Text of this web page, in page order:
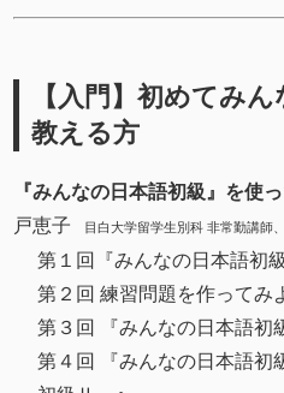
【入門】初めてみ
教える方
『みんなの日本語初級』を使
戸恵子 目白大学留学生別科 非常勤講師
第１回『みんなの日本語初
第２回 練習問題を作ってみ
第３回 『みんなの日本語初
第４回 『みんなの日本語